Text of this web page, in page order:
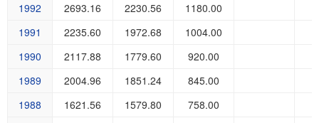
1992
2693.16 2230.56
1180.00
1991
2235.60 1972.68
1004.00
1990
2117.88 1779.60
920.00
1989
2004.96 1851.24
845.00
1988
1621.56 1579.80
758.00